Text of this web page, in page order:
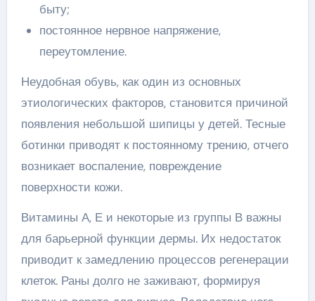
быту;
постоянное нервное напряжение,
переутомление.
Неудобная обувь, как один из основных
этиологических факторов, становится причиной
появления небольшой шипицы у детей. Тесные
ботинки приводят к постоянному трению, отчего
возникает воспаление, повреждение
поверхности кожи.
Витамины А, Е и некоторые из группы В важны
для барьерной функции дермы. Их недостаток
приводит к замедлению процессов регенерации
клеток. Раны долго не заживают, формируя